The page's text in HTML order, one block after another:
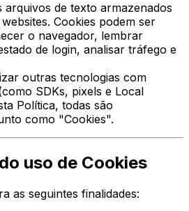
arquivos de texto armazenados
Cookies podem ser
o navegador, lembrar
de login, analisar tráfego e
outras tecnologias com
SDKs, pixels e Local
Política, todas são
como "Cookies".
uso de Cookies
as seguintes finalidades: